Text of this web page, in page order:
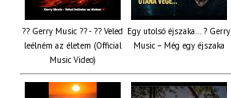
?? Gerry Music ?? - ?? Veled
leélném az életem (Official
Music Video)
Egy utolsó éjszaka… ? Gerry
Music – Még egy éjszaka